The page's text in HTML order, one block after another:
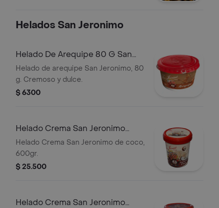
Helados San Jeronimo
Helado De Arequipe 80 G San
Jeronimo
Helado de arequipe San Jeronimo, 80
g. Cremoso y dulce.
$ 6300
Helado Crema San Jeronimo
600gr
Helado Crema San Jeronimo de coco,
600gr.
$ 25.500
Helado Crema San Jeronimo